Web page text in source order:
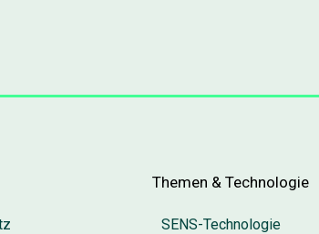
Themen & Technologie
SENS-Technologie